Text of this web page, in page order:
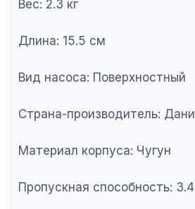
Вес: 2.3 кг
Длина: 15.5 см
Вид насоса: Поверхностный
Страна-производитель:
Материал корпуса: Чугун
Пропускная способность: